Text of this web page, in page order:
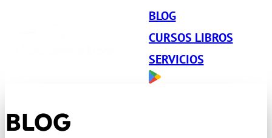
BLOG
CURSOS LIBROS
SERVICIOS
BLOG